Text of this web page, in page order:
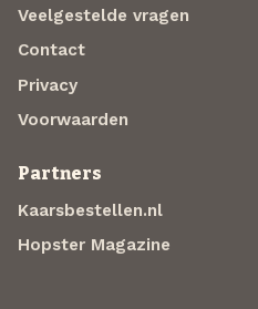
Veelgestelde vragen
Contact
Privacy
Voorwaarden
Partners
Kaarsbestellen.nl
Hopster Magazine